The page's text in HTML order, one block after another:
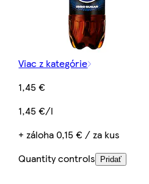
Viac z kategórie
1,45 €
1,45 €/l
+ záloha 0,15 € / za kus
Quantity controls
Pridať